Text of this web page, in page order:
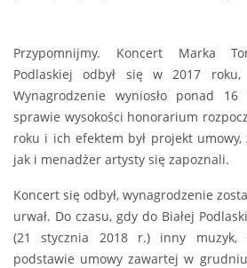
Przypomnijmy. Koncert Marka
Podlaskiej odbył się w 2017
Wynagrodzenie wyniosło ponad
sprawie wysokości honorarium
roku i ich efektem był projekt umowy,
jak i menadżer artysty się zapoznali.
Koncert się odbył, wynagrodzenie
urwał. Do czasu, gdy do Białej
(21 stycznia 2018 r.) inny
podstawie umowy zawartej w